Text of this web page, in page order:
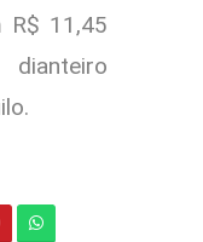
R$ 11,45